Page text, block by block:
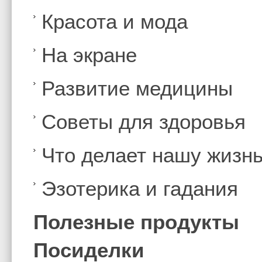
Красота и мода
На экране
Развитие медицины
Советы для здоровья
Что делает нашу
Эзотерика и гадания
Полезные продукты
Посиделки